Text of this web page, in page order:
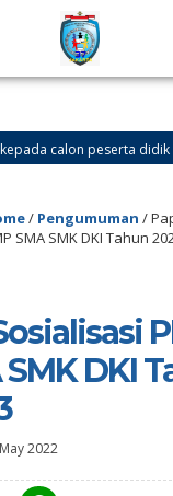
calon peserta didik
SMP NEGERI 37
/ Pengumuman /
SMA SMK DKI Tahun
SMK DKI
2022